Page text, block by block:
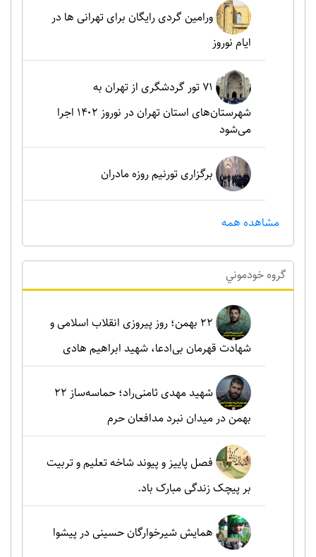
ورامین گردی رایگان برای تهرانی ها در
ایام نوروز
۷۱ تور گردشگری از تهران به
شهرستان‌های استان تهران در نوروز ۱۴۰۲ اجرا
می‌شود
برگزاری تورنیم روزه مادران
مشاهده همه
گروه خودموني
۲۲ بهمن؛ روز پیروزی انقلاب اسلامی و
شهادت قهرمان بی‌ادعا، شهید ابراهیم هادی
شهید مهدی ثامنی‌راد؛ حماسه‌ساز ۲۲
بهمن در میدان نبرد مدافعان حرم
فصل پاییز و پیوند شاخه تعلیم و تربیت
بر پیچک زندگی مبارک باد.
همایش شیرخوارگان حسینی در پیشوا